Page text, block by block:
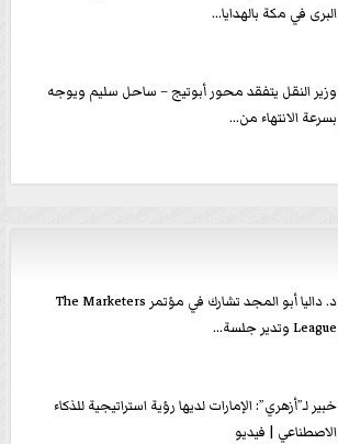
البرى في مكة بالهدايا...
وزير النقل يتفقد محور أبوتيج – ساحل سليم ويوجه
بسرعة الانتهاء من...
د. داليا أبو المجد تشارك في مؤتمر The Marketers
League وتدير جلسة...
خبير لـ”أزهري”: الإمارات لديها رؤية استراتيجية للذكاء
الاصطناعي | فيديو